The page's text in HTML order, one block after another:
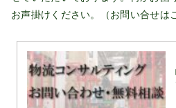
お声掛けください。（お問い合せは